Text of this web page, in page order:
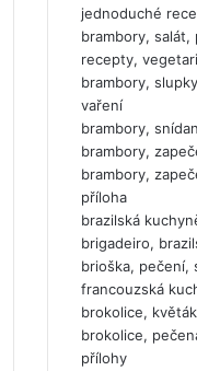
jednoduché
brambory, salát,
recepty,
brambory,
vaření
brambory,
brambory,
brambory,
příloha
brazilská
brigadeiro,
brioška, pečení,
francouzská
brokolice,
brokolice,
přílohy